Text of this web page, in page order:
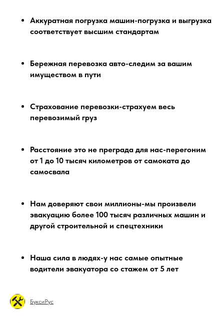
Аккуратная погрузка машин-погрузка и выгрузка
соответствует высшим стандартам
Бережная перевозка авто-следим за вашим
имуществом в пути
Страхование перевозки-страхуем весь
перевозимый груз
Расстояние это не преграда для нас-перегоним
от 1 до 10 тысяч километров от самоката до
самосвала
Нам доверяют свои миллионы-мы произвели
эвакуацию более 100 тысяч различных машин и
другой строительной и спецтехники
Наша сила в людях-у нас самые опытные
водители эвакуатора со стажем от 5 лет
БуксиРус